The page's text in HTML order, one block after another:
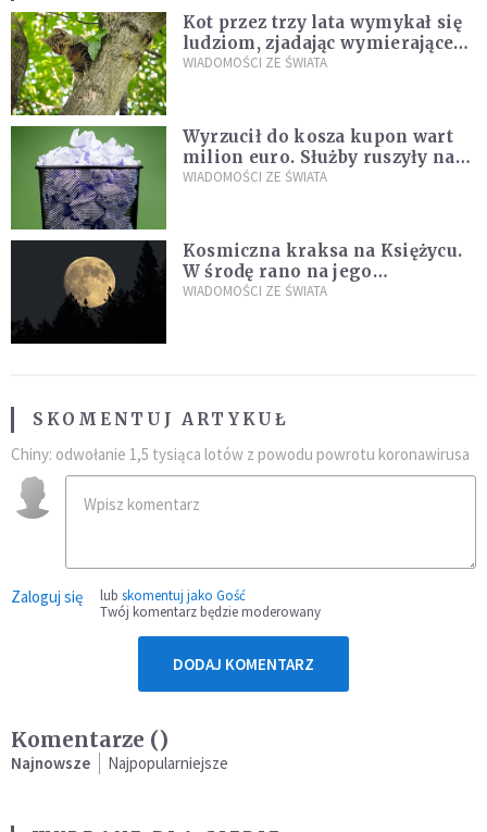
Kot przez trzy lata wymykał się
ludziom, zjadając wymierające
kaczki. W końcu popełnił
WIADOMOŚCI ZE ŚWIATA
Wyrzucił do kosza kupon wart
milion euro. Służby ruszyły na
poszukiwania
WIADOMOŚCI ZE ŚWIATA
Kosmiczna kraksa na Księżycu.
W środę rano na jego
powierzchni dojdzie do
WIADOMOŚCI ZE ŚWIATA
SKOMENTUJ ARTYKUŁ
Chiny: odwołanie 1,5 tysiąca lotów z powodu powrotu koronawirusa
Zaloguj się lub skomentuj jako Gość
Twój komentarz będzie moderowany
DODAJ KOMENTARZ
Komentarze ()
Najnowsze Najpopularniejsze